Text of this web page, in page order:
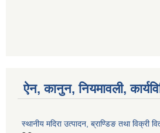
ऐन, कानुन, नियमावली,
स्थानीय मदिरा उत्पादन, ब्राण्डिङ तथा विक्री